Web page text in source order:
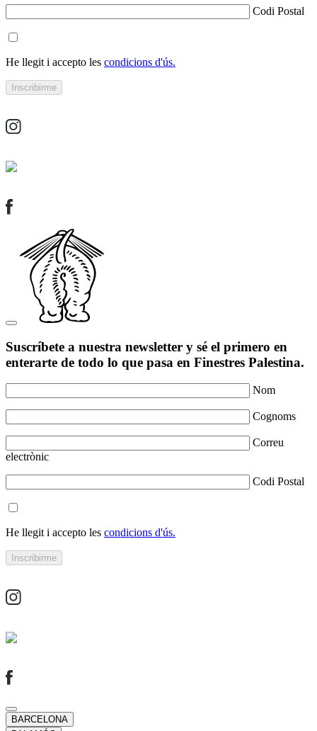
Codi Postal
He llegit i accepto les condicions d'ús.
Suscríbete a nuestra newsletter y sé el primero en
enterarte de todo lo que pasa en Finestres Palestina.
Nom
Cognoms
Correu
electrònic
Codi Postal
He llegit i accepto les condicions d'ús.
BARCELONA